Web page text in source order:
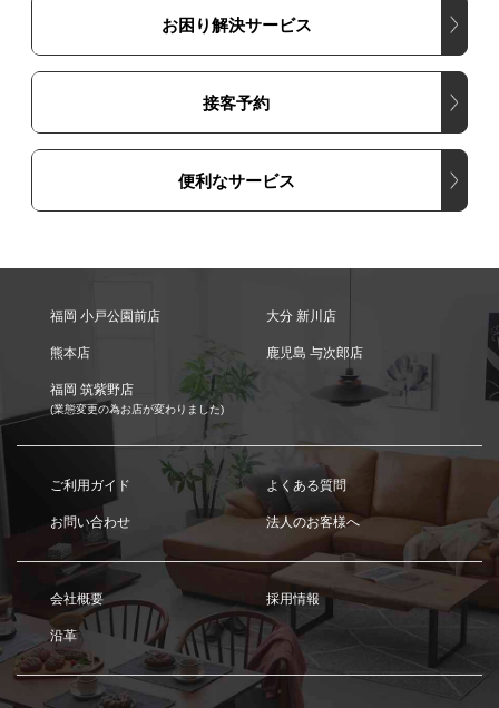
お困り解決サービス
接客予約
便利なサービス
福岡 小戸公園前店 大分 新川店
熊本店 鹿児島 与次郎店
福岡 筑紫野店
(業態変更の為お店が変わりました)
ご利用ガイド よくある質問
お問い合わせ 法人のお客様へ
会社概要 採用情報
沿革